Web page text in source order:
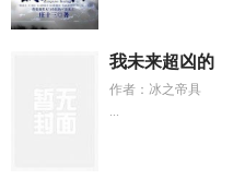
我未来超凶的
作者：冰之帝具
...